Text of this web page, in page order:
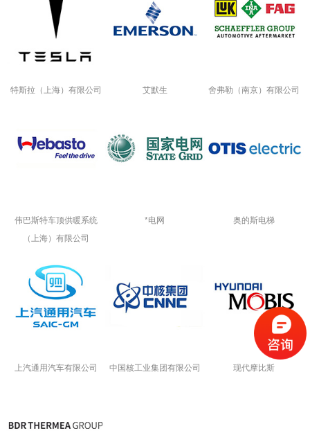
特斯拉（上海）有限公司 艾默生 舍弗勒（南京）有限公司
伟巴斯特车顶供暖系统
（上海）有限公司
*电网 奥的斯电梯
上汽通用汽车有限公司 中国核工业集团有限公司 现代摩比斯